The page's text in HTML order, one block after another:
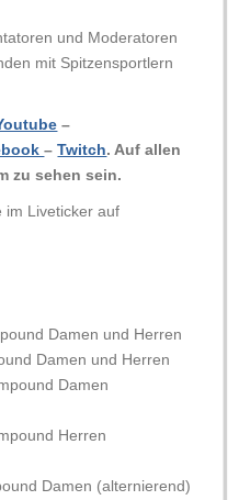
und Moderatoren
mit Spitzensportlern
–
–Twitch. Auf allen
zu sehen sein.
im Liveticker auf
Damen und Herren
Damen und Herren
Damen
Herren
Damen (alternierend)